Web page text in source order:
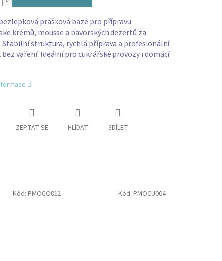
prášková báze pro přípravu
krémů, mousse a bavorských dezertů za
Stabilní struktura, rychlá příprava a profesionální
bez vaření. Ideální pro cukrářské provozy i domácí
ZEPTAT SE HLÍDAT SDÍLET
Kód:PMOCO012 Kód: PMOCU004